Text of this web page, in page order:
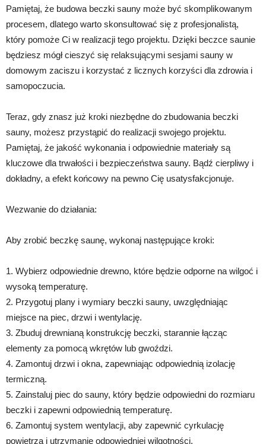
Pamiętaj, że budowa beczki sauny może być skomplikowanym
procesem, dlatego warto skonsultować się z profesjonalistą,
który pomoże Ci w realizacji tego projektu. Dzięki beczce saunie
będziesz mógł cieszyć się relaksującymi sesjami sauny w
domowym zaciszu i korzystać z licznych korzyści dla zdrowia i
samopoczucia.
Teraz, gdy znasz już kroki niezbędne do zbudowania beczki
sauny, możesz przystąpić do realizacji swojego projektu.
Pamiętaj, że jakość wykonania i odpowiednie materiały są
kluczowe dla trwałości i bezpieczeństwa sauny. Bądź cierpliwy i
dokładny, a efekt końcowy na pewno Cię usatysfakcjonuje.
Wezwanie do działania:
Aby zrobić beczkę saunę, wykonaj następujące kroki:
1. Wybierz odpowiednie drewno, które będzie odporne na wilgoć i
wysoką temperaturę.
2. Przygotuj plany i wymiary beczki sauny, uwzględniając
miejsce na piec, drzwi i wentylację.
3. Zbuduj drewnianą konstrukcję beczki, starannie łącząc
elementy za pomocą wkrętów lub gwoździ.
4. Zamontuj drzwi i okna, zapewniając odpowiednią izolację
termiczną.
5. Zainstaluj piec do sauny, który będzie odpowiedni do rozmiaru
beczki i zapewni odpowiednią temperaturę.
6. Zamontuj system wentylacji, aby zapewnić cyrkulację
powietrza i utrzymanie odpowiedniej wilgotności.